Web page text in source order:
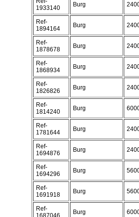
1933140
Burg
Ref-
1894164
Burg
Ref-
1878678
Burg
Ref-
1868934
Burg
Ref-
1826826
Burg
Ref-
1814240
Burg
Ref-
1781644
Burg
Ref-
1694876
Burg
Ref-
1694296
Burg
Ref-
1691918
Burg
Ref-
1687046
Burg